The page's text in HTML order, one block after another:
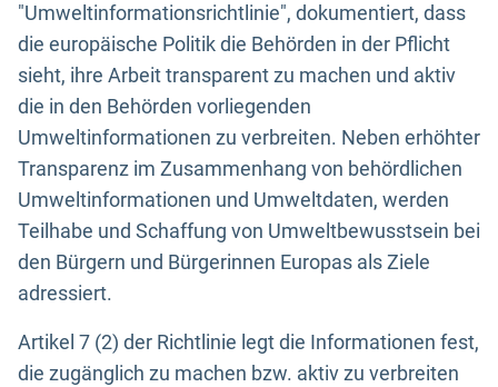
"Umweltinformationsrichtlinie", dokumentiert, dass
die europäische Politik die Behörden in der Pflicht
sieht, ihre Arbeit transparent zu machen und aktiv
die in den Behörden vorliegenden
Umweltinformationen zu verbreiten. Neben erhöhter
Transparenz im Zusammenhang von behördlichen
Umweltinformationen und Umweltdaten, werden
Teilhabe und Schaffung von Umweltbewusstsein bei
den Bürgern und Bürgerinnen Europas als Ziele
adressiert.
Artikel 7 (2) der Richtlinie legt die Informationen fest,
die zugänglich zu machen bzw. aktiv zu verbreiten